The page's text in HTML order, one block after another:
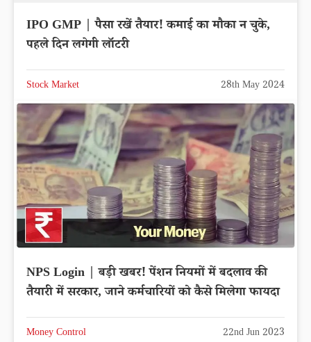
IPO GMP | पैसा रखें तैयार! कमाई का मौका न चुके,
पहले दिन लगेगी लॉटरी
Stock Market 28th May 2024
NPS Login | बड़ी खबर! पेंशन नियमों में बदलाव की
तैयारी में सरकार, जाने कर्मचारियों को कैसे मिलेगा फायदा
Money Control 22nd Jun 2023